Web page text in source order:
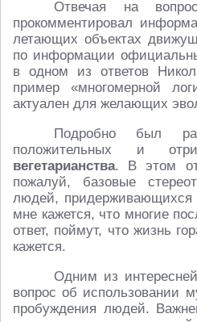
Отвечая на
прокомментировал
летающих объектах
по информации
в одном из ответов
пример «многомерной
актуален для желающих
Подробно был
положительных и
вегетарианства. В этом
пожалуй, базовые
людей, придерживающихся
мне кажется, что многие
ответ, поймут, что жизнь
кажется.
Одним из
вопрос об использовании
пробуждения людей.